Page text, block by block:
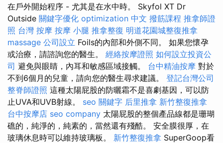
在戶外開始程序 - 尤其是在水中時。 Skyfol XT Dr
Outside 關鍵字優化 optimization 中文 撥筋課程 推拿師證
照 台灣 按摩 按摩 小腿 推拿整復 明道花園城整復推拿
massage 公司設立 Foils的內部和外側不同。 如果您懷孕
或治療，請諮詢您的醫生。 經絡按摩證照 如何設立投資公
司 避免與眼睛，內耳和敏感區域接觸。 台中精油按摩 對於
不到6個月的兒童，請向您的醫生尋求建議。 登記台灣公司
整脊師證照 這種太陽屁股的防曬霜不是喜劇基因，可以防
止UVA和UVB射線。 seo 關鍵字 后里推拿 新竹整復推拿
台中按摩店 seo company 太陽屁股的整個產品線都是珊瑚
礁的，純淨的，純素的，當然還有殘酷。 安全膜很厚，在
玻璃休息時可以維持玻璃板。 新竹整復推拿 SuperGoop看